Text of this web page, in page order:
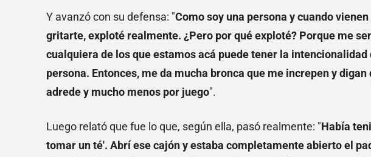
Y avanzó con su defensa: "Como soy una persona y cuando
gritarte, exploté realmente. ¿Pero por qué exploté? Porque me
cualquiera de los que estamos acá puede tener la intencionalidad
persona. Entonces, me da mucha bronca que me increpen y
adrede y mucho menos por juego".
Luego relató que fue lo que, según ella, pasó realmente: "Había
tomar un té'. Abrí ese cajón y estaba completamente abierto el